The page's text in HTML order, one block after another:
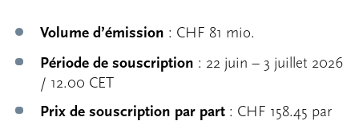
Volume d’émission : CHF 81 mio.
Période de souscription : 22 juin – 3 juillet 2026
/ 12.00 CET
Prix de souscription par part : CHF 158.45 par